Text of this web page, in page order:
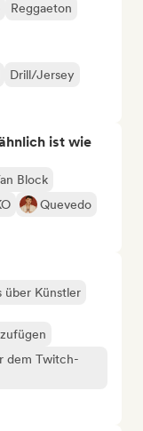
Reggaeton
Drill/Jersey
ist wie
Block
Quevedo
über Künstler
dem Twitch-